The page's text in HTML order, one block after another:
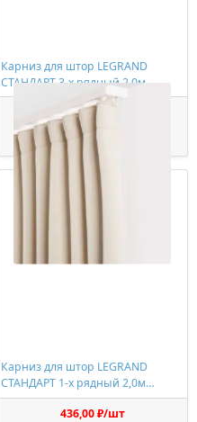
Карниз для штор LEGRAND
СТАНДАРТ 3-х рядный 2,0м
(цельный)
736,00 ₽/шт
Купить
Карниз для штор LEGRAND
СТАНДАРТ 1-х рядный 2,0м
(цельный)
436,00 ₽/шт